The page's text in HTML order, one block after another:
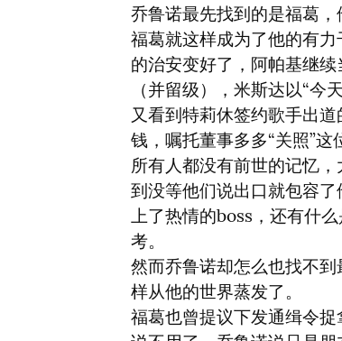
乔鲁诺最先找到的是福葛
福葛就这样成为了他的有
的治安变好了，阿帕基继
（并留级），米斯达以“
又看到特莉休签约歌手出
钱，嘱托董事多多“关照”这
所有人都没有前世的记忆
到没等他们说出口就包容
上了热情的boss，还有什
考。
然而乔鲁诺却怎么也找不
样从他的世界蒸发了。
福葛也曾提议下发通缉令